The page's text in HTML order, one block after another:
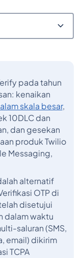
pada tahun
kenaikan
skala besar,
10DLC dan
dan gesekan
produk Twilio
Messaging,
alternatif
OTP di
disetujui
dalam waktu
saluran (SMS,
email) dikirim
TCPA